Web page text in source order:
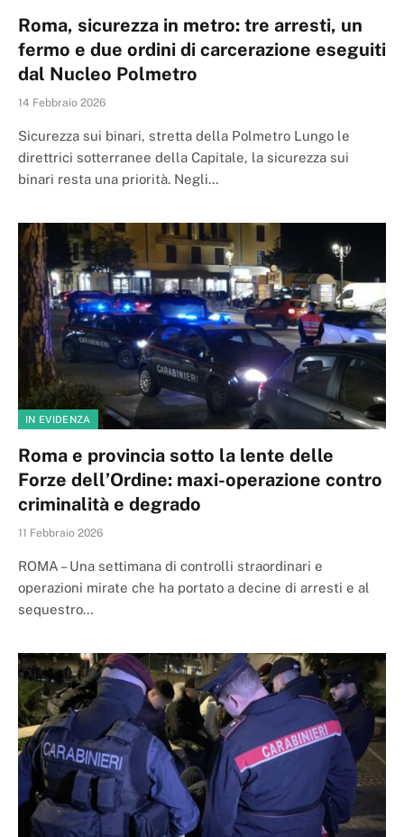
Roma, sicurezza in metro: tre arresti, un
fermo e due ordini di carcerazione eseguiti
dal Nucleo Polmetro
14 Febbraio 2026
Sicurezza sui binari, stretta della Polmetro Lungo le
direttrici sotterranee della Capitale, la sicurezza sui
binari resta una priorità. Negli…
IN EVIDENZA
Roma e provincia sotto la lente delle
Forze dell’Ordine: maxi-operazione contro
criminalità e degrado
11 Febbraio 2026
ROMA – Una settimana di controlli straordinari e
operazioni mirate che ha portato a decine di arresti e al
sequestro…